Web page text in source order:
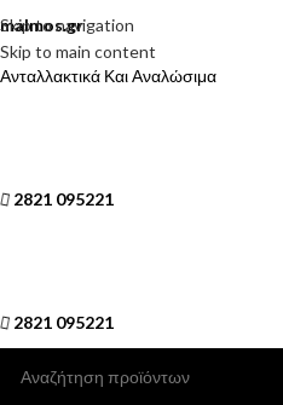
Skip to navigation
Skip to main content
malmos.gr
Ανταλλακτικά Και Αναλώσιμα
2821 095221
2821 095221